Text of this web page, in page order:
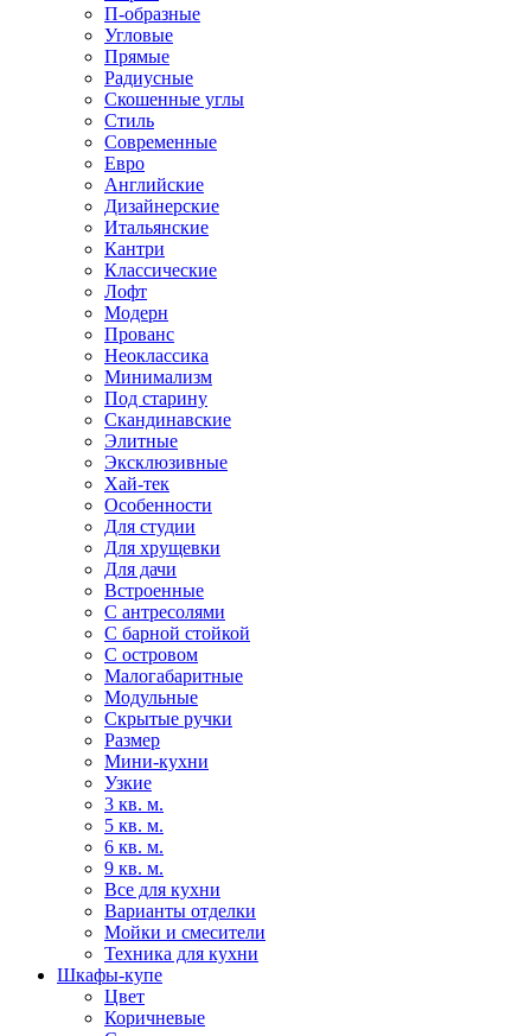
П-образные
Угловые
Прямые
Радиусные
Скошенные углы
Стиль
Современные
Евро
Английские
Дизайнерские
Итальянские
Кантри
Классические
Лофт
Модерн
Прованс
Неоклассика
Минимализм
Под старину
Скандинавские
Элитные
Эксклюзивные
Хай-тек
Особенности
Для студии
Для хрущевки
Для дачи
Встроенные
С антресолями
С барной стойкой
С островом
Малогабаритные
Модульные
Скрытые ручки
Размер
Мини-кухни
Узкие
3 кв. м.
5 кв. м.
6 кв. м.
9 кв. м.
Все для кухни
Варианты отделки
Мойки и смесители
Техника для кухни
Шкафы-купе
Цвет
Коричневые